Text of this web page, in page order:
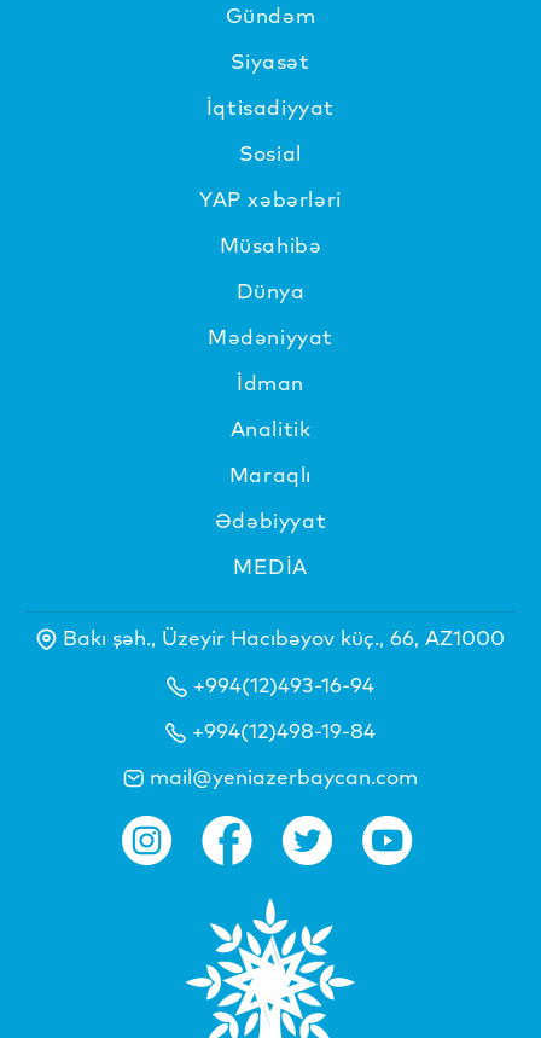
Gündəm
Siyasət
İqtisadiyyat
Sosial
YAP xəbərləri
Müsahibə
Dünya
Mədəniyyat
İdman
Analitik
Maraqlı
Ədəbiyyat
MEDİA
Bakı şəh., Üzeyir Hacıbəyov küç., 66, AZ1000
+994(12)493-16-94
+994(12)498-19-84
mail@yeniazerbaycan.com